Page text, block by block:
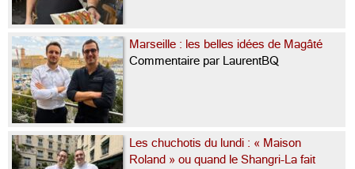
Marseille : les belles idées de Magâté
Commentaire par LaurentBQ
Les chuchotis du lundi : « Maison
Roland » ou quand le Shangri-La fait